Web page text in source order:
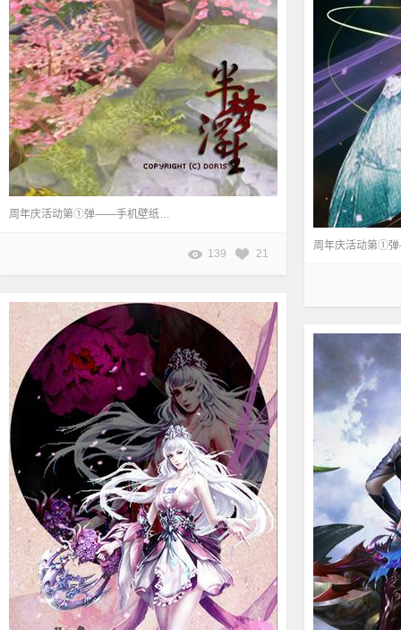
周年庆活动第①弹——手机壁纸任你挑。 本页壁纸作者：浮生欢颜
139 21